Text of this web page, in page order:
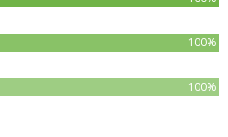
100%
100%